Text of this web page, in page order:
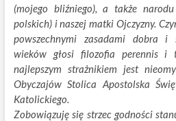
(mojego bliźniego), a także
polskich) i naszej matki Ojczyzny.
powszechnymi zasadami dobra i
wieków głosi filozofia perennis i
najlepszym strażnikiem jest
Obyczajów Stolica Apostolska
Katolickiego.
Zobowiązuję się strzec godności